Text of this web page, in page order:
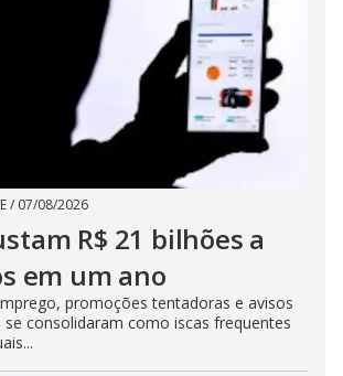
/ 07/08/2026
R$ 21 bilhões a
em um ano
promoções tentadoras e avisos
consolidaram como iscas frequentes